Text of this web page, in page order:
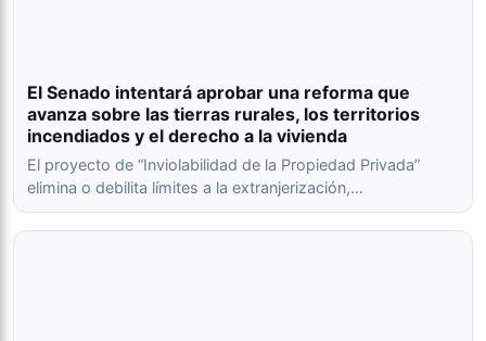
El Senado intentará aprobar una reforma que
avanza sobre las tierras rurales, los territorios
incendiados y el derecho a la vivienda
El proyecto de “Inviolabilidad de la Propiedad Privada”
elimina o debilita límites a la extranjerización,…